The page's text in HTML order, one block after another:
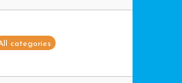
categories